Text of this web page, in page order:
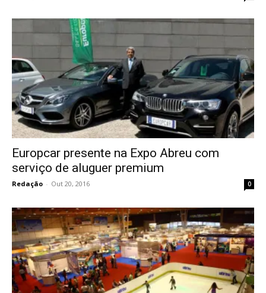
Europcar presente na Expo Abreu com
serviço de aluguer premium
Redação - Out 20, 2016 0